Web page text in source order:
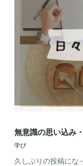
無意識の思い込み
学び
久しぶりの投稿にな